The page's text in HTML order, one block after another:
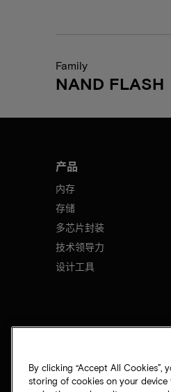
Family
NAND FLASH
产品
内存
存储
多芯片封装
技术领导力
设计工具
By clicking “Accept All Cookies”,
storing of cookies on your device